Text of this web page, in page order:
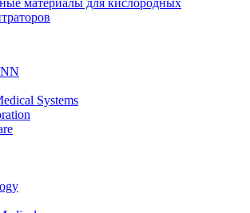
материалы для кислородных
Systems